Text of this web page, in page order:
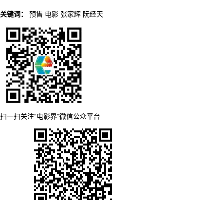
关键词： 预售 电影 张家辉 阮经天
扫一扫关注“电影界”微信公众平台